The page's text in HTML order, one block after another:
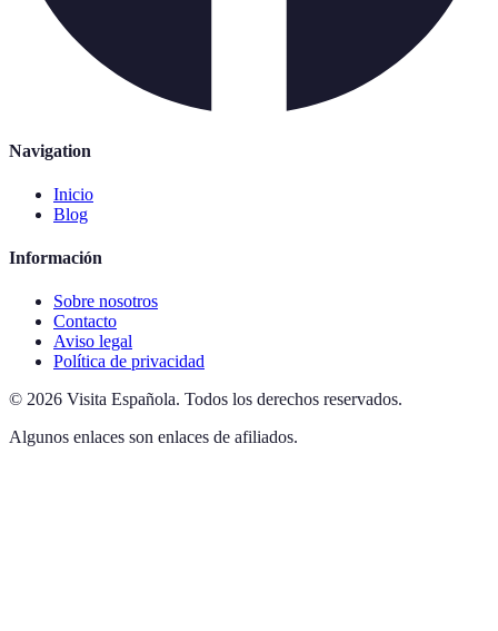
Navigation
Inicio
Blog
Información
Sobre nosotros
Contacto
Aviso legal
Política de privacidad
© 2026 Visita Española. Todos los derechos reservados.
Algunos enlaces son enlaces de afiliados.